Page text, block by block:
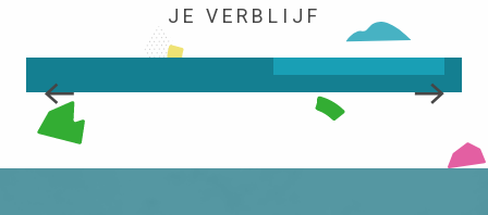
JE VERBLIJF